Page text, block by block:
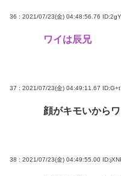
36 : 2021/07/23(金) 04:48:56.76
ワイは辰兄
37 : 2021/07/23(金) 04:49:11.67
顔がキモいから
38 : 2021/07/23(金) 04:49:55.00